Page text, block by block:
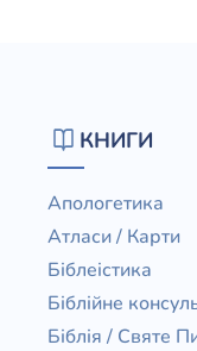
КНИГИ
Апологетика
Атласи / Карти
Біблеістика
Біблійне
Біблія / Святе